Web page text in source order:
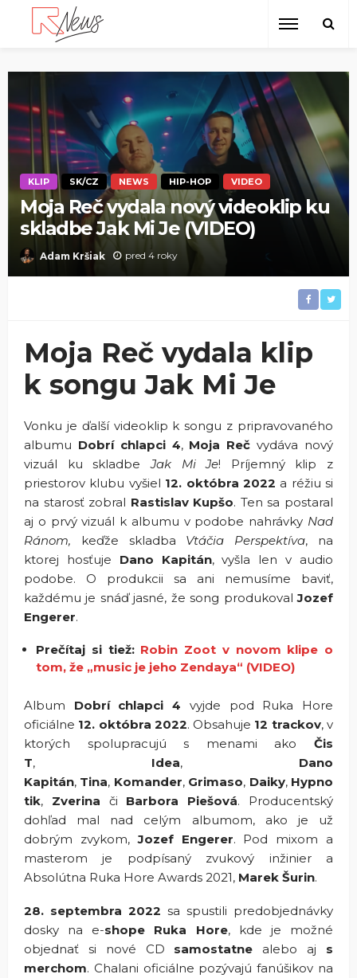
KLIP SK/CZ NEWS HIP-HOP VIDEO
Moja Reč vydala nový videoklip ku
skladbe Jak Mi Je (VIDEO)
Adam Kršiak pred 4 roky
Moja Reč vydala klip
k songu Jak Mi Je
Vonku je ďalší videoklip k songu z pripravovaného
albumu Dobrí chlapci 4, Moja Reč vydáva nový
vizuál ku skladbeJak Mi Je! Príjemný klip z
priestorov klubu vyšiel 12. októbra 2022 a réžiu si
na starosť zobral Rastislav Kupšo. Ten sa postaral
aj o prvý vizuál k albumu v podobe nahrávky Nad
Ránom, keďže skladba Vtáčia Perspektíva, na
ktorej hosťuje Dano Kapitán, vyšla len v audio
podobe. O produkcii sa ani nemusíme baviť,
každému je snáď jasné, že song produkovalJozef
Engerer.
Prečítaj si tiež: Robin Zoot v novom klipe o
tom, že „music je jeho Zendaya“ (VIDEO)
Album Dobrí chlapci 4 vyjde pod Ruka Hore
oficiálne 12. októbra 2022. Obsahuje 12 trackov, v
ktorých spolupracujú s menami ako Čis
T, Idea, Dano
Kapitán, Tina, Komander, Grimaso, Daiky, Hypno
tik, Zverina či Barbora Piešová. Producentský
dohľad mal nad celým albumom, ako je už
dobrým zvykom,Jozef Engerer. Pod mixom a
masterom je podpísaný zvukový inžinier a
Absolútna Ruka Hore Awards 2021, Marek Šurin.
28. septembra 2022 sa spustili predobjednávky
dosky na e-shope Ruka Hore, kde je možné
objednať si nové CD samostatne alebo aj s
merchom. Chalani oficiálne pozývajú fanúšikov na